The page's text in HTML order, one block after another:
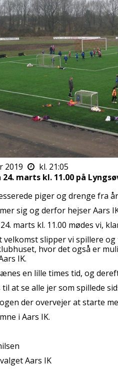
2019
kl. 21:05
24. marts kl. 11.00 på
piger og drenge fra
sig og derfor hejser Aars
marts kl. 11.00 mødes vi,
velkomst slipper vi spillere
hvor det også er
IK.
en lille times tid, og
at se alle jer som spillede
der overvejer at starte
i Aars IK.
Aars IK